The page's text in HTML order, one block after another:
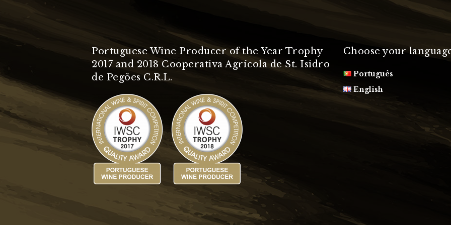
Portuguese Wine Producer of the Year Trophy
2017 and 2018 Cooperativa Agrícola de St. Isidro
de Pegões C.R.L.
Choose your
Português
English